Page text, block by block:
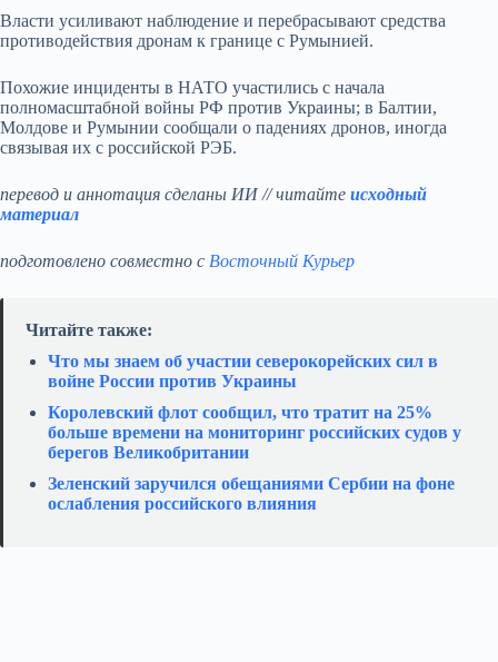
Власти усиливают наблюдение и перебрасывают средства
противодействия дронам к границе с Румынией.
Похожие инциденты в НАТО участились с начала
полномасштабной войны РФ против Украины; в Балтии,
Молдове и Румынии сообщали о падениях дронов, иногда
связывая их с российской РЭБ.
перевод и аннотация сделаны ИИ // читайте исходный
материал
подготовлено совместно с Восточный Курьер
Читайте также:
Что мы знаем об участии северокорейских сил в
войне России против Украины
Королевский флот сообщил, что тратит на 25%
больше времени на мониторинг российских судов у
берегов Великобритании
Зеленский заручился обещаниями Сербии на фоне
ослабления российского влияния